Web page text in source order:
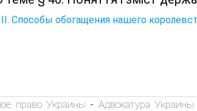
II. Способы обогащения нашего
право Украины - Адвокатура Украины